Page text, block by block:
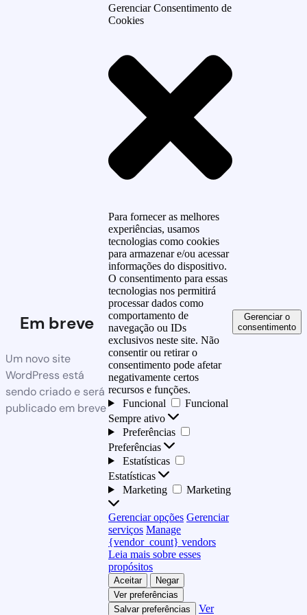
Em breve
Um novo site
WordPress está
sendo criado e será
publicado em breve
Gerenciar Consentimento de
Cookies
Para fornecer as melhores
experiências, usamos
tecnologias como cookies
para armazenar e/ou acessar
informações do dispositivo.
O consentimento para essas
tecnologias nos permitirá
processar dados como
comportamento de
navegação ou IDs
exclusivos neste site. Não
consentir ou retirar o
consentimento pode afetar
negativamente certos
recursos e funções.
Funcional
Funcional
Sempre ativo
Preferências
Preferências
Estatísticas
Estatísticas
Marketing
Marketing
Gerenciar opções Gerenciar
serviços Manage
{vendor_count} vendors
Leia mais sobre esses
propósitos
Aceitar
Negar
Ver preferências
Salvar preferências
Ver
Gerenciar o
consentimento